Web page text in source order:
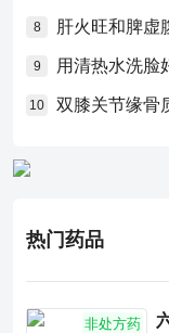
8 肝火旺和脾虚
9 用清热水洗脸
10 双膝关节缘骨
热门药品
非处方药